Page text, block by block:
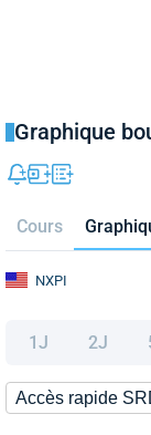
Graphique
Cours
NXPI
1J 2J